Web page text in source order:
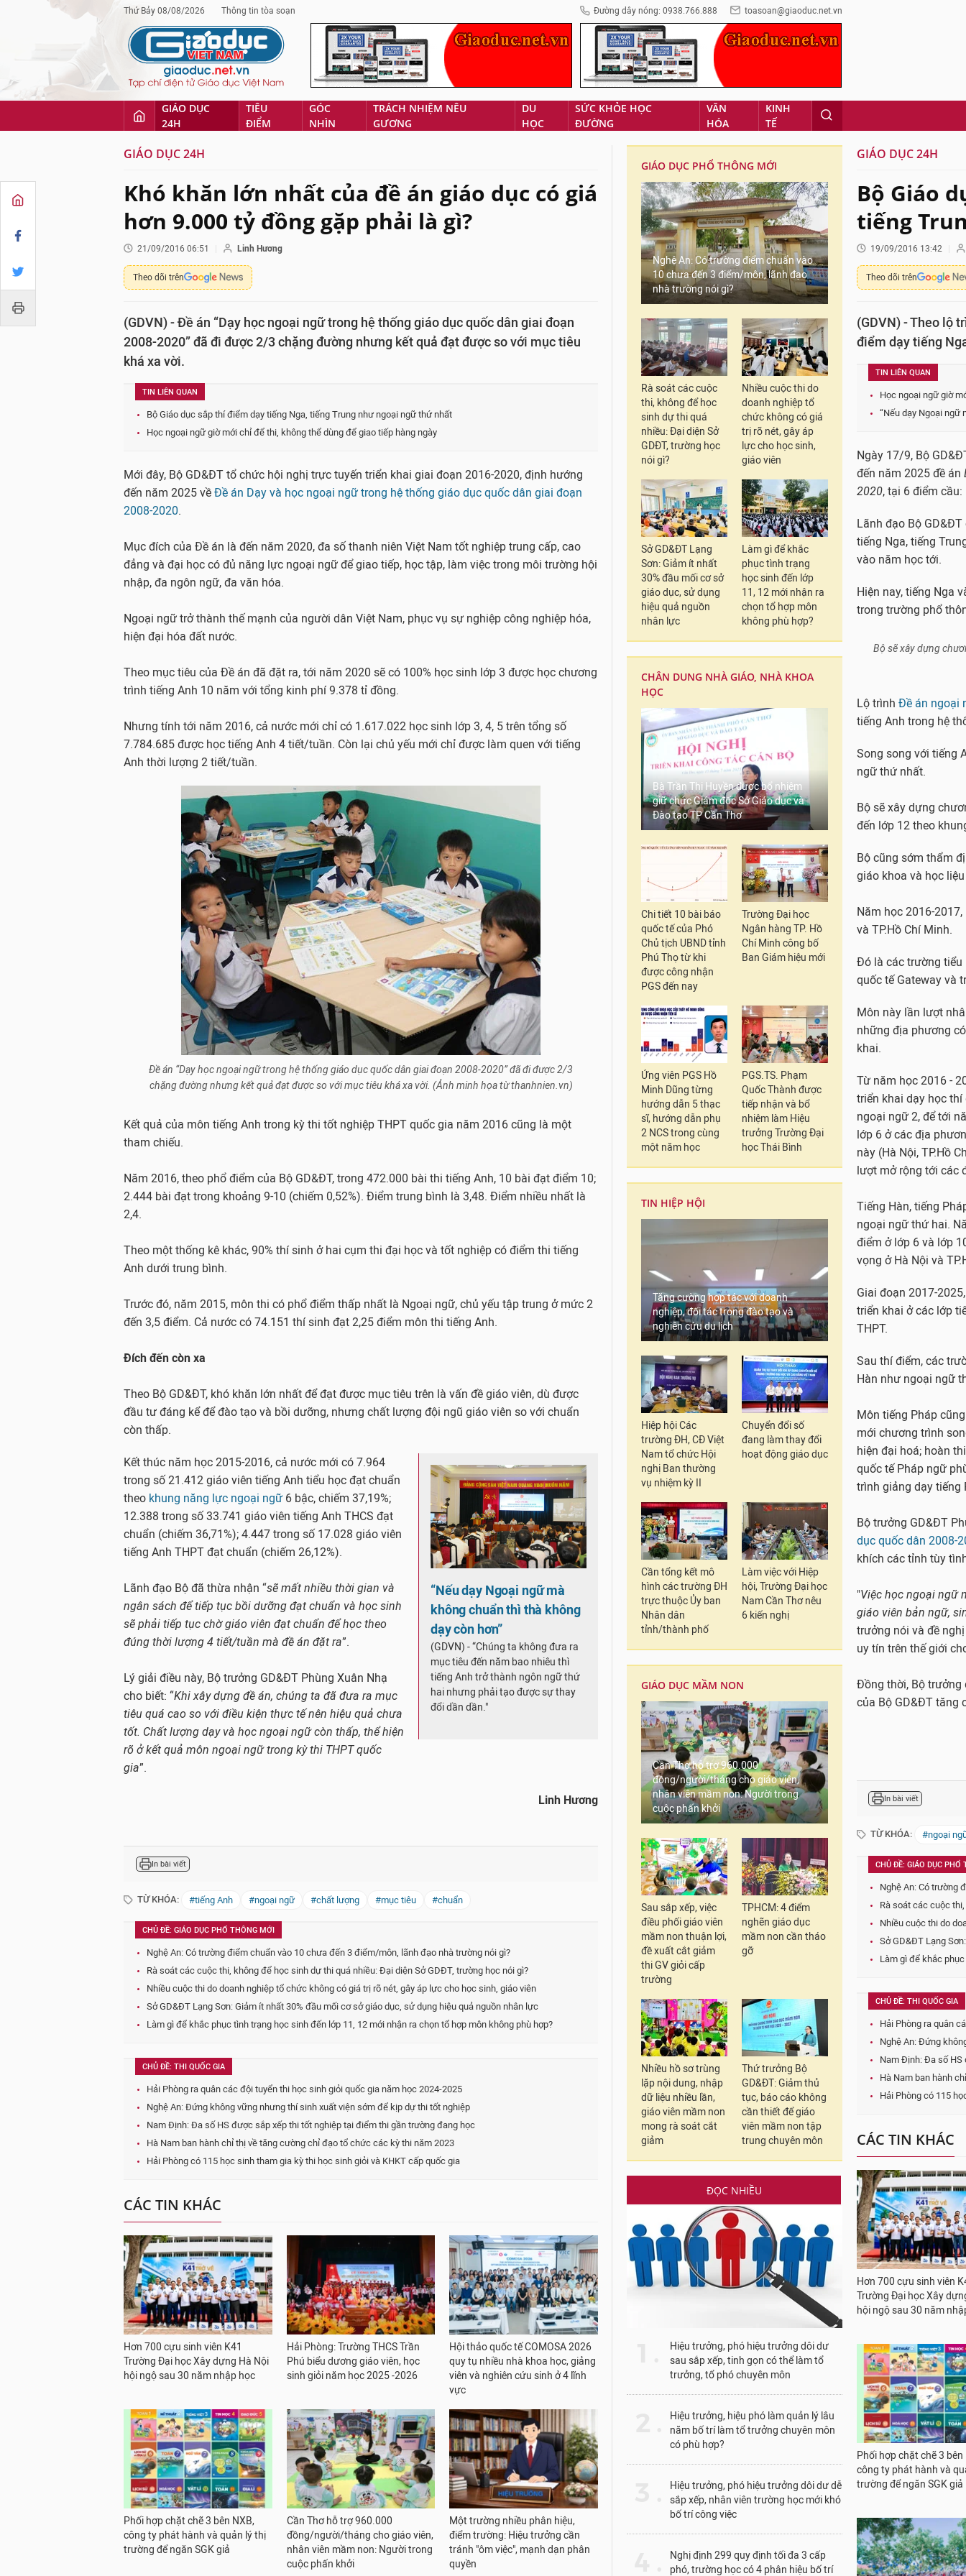
Thứ Bảy 08/08/2026 Thông tin tòa soạn Đường dây nóng: 0938.766.888 toasoan@giaoduc.net.vn
GIÁO DỤC
24H
TIÊU
ĐIỂM
GÓC
NHÌN
TRÁCH NHIỆM NÊU
GƯƠNG
DU
HỌC
SỨC KHỎE HỌC
ĐƯỜNG
VĂN
HÓA
KINH
TẾ
GIÁO DỤC 24H
Khó khăn lớn nhất của đề án giáo dục có giá
hơn 9.000 tỷ đồng gặp phải là gì?
21/09/2016 06:51 Linh Hương
Theo dõi trên
(GDVN) - Đề án “Dạy học ngoại ngữ trong hệ thống giáo dục quốc dân giai đoạn
2008-2020” đã đi được 2/3 chặng đường nhưng kết quả đạt được so với mục tiêu
khá xa vời.
TIN LIÊN QUAN
Bộ Giáo dục sắp thí điểm dạy tiếng Nga, tiếng Trung như ngoại ngữ thứ nhất
Học ngoại ngữ giờ mới chỉ để thi, không thể dùng để giao tiếp hàng ngày
Mới đây, Bộ GD&ĐT tổ chức hội nghị trực tuyến triển khai giai đoạn 2016-2020, định hướng
đến năm 2025 về Đề án Dạy và học ngoại ngữ trong hệ thống giáo dục quốc dân giai đoạn
2008-2020.
Mục đích của Đề án là đến năm 2020, đa số thanh niên Việt Nam tốt nghiệp trung cấp, cao
đẳng và đại học có đủ năng lực ngoại ngữ để giao tiếp, học tập, làm việc trong môi trường hội
nhập, đa ngôn ngữ, đa văn hóa.
Ngoại ngữ trở thành thế mạnh của người dân Việt Nam, phục vụ sự nghiệp công nghiệp hóa,
hiện đại hóa đất nước.
Theo mục tiêu của Đề án đã đặt ra, tới năm 2020 sẽ có 100% học sinh lớp 3 được học chương
trình tiếng Anh 10 năm với tổng kinh phí 9.378 tỉ đồng.
Nhưng tính tới năm 2016, cả nước mới chỉ có 1.617.022 học sinh lớp 3, 4, 5 trên tổng số
7.784.685 được học tiếng Anh 4 tiết/tuần. Còn lại chủ yếu mới chỉ được làm quen với tiếng
Anh thời lượng 2 tiết/tuần.
Đề án “Dạy học ngoại ngữ trong hệ thống giáo dục quốc dân giai đoạn 2008-2020” đã đi được 2/3
chặng đường nhưng kết quả đạt được so với mục tiêu khá xa vời. (Ảnh minh họa từ thanhnien.vn)
Kết quả của môn tiếng Anh trong kỳ thi tốt nghiệp THPT quốc gia năm 2016 cũng là một
tham chiếu.
Năm 2016, theo phổ điểm của Bộ GD&ĐT, trong 472.000 bài thi tiếng Anh, 10 bài đạt điểm 10;
2.444 bài đạt trong khoảng 9-10 (chiếm 0,52%). Điểm trung bình là 3,48. Điểm nhiều nhất là
2,4.
Theo một thống kê khác, 90% thí sinh ở hai cụm thi đại học và tốt nghiệp có điểm thi tiếng
Anh dưới trung bình.
Trước đó, năm 2015, môn thi có phổ điểm thấp nhất là Ngoại ngữ, chủ yếu tập trung ở mức 2
đến 3,5 điểm. Cả nước có 74.151 thí sinh đạt 2,25 điểm môn thi tiếng Anh.
Đích đến còn xa
Theo Bộ GD&ĐT, khó khăn lớn nhất để đạt được mục tiêu trên là vấn đề giáo viên, dù được
đầu tư đáng kể để đào tạo và bồi dưỡng, nhưng chất lượng đội ngũ giáo viên so với chuẩn
còn thấp.
“Nếu dạy Ngoại ngữ mà
không chuẩn thì thà không
dạy còn hơn”
(GDVN) - “Chúng ta không đưa ra
mục tiêu đến năm bao nhiêu thì
tiếng Anh trở thành ngôn ngữ thứ
hai nhưng phải tạo được sự thay
đổi dần dần."
Kết thúc năm học 2015-2016, cả nước mới có 7.964
trong số 21.412 giáo viên tiếng Anh tiểu học đạt chuẩn
theo khung năng lực ngoại ngữ 6 bậc, chiếm 37,19%;
12.388 trong số 33.741 giáo viên tiếng Anh THCS đạt
chuẩn (chiếm 36,71%); 4.447 trong số 17.028 giáo viên
tiếng Anh THPT đạt chuẩn (chiếm 26,12%).
Lãnh đạo Bộ đã thừa nhận “sẽ mất nhiều thời gian và
ngân sách để tiếp tục bồi dưỡng đạt chuẩn và học sinh
sẽ phải tiếp tục chờ giáo viên đạt chuẩn để học theo
đúng thời lượng 4 tiết/tuần mà đề án đặt ra”.
Lý giải điều này, Bộ trưởng GD&ĐT Phùng Xuân Nhạ
cho biết: “Khi xây dựng đề án, chúng ta đã đưa ra mục
tiêu quá cao so với điều kiện thực tế nên hiệu quả chưa
tốt. Chất lượng dạy và học ngoại ngữ còn thấp, thể hiện
rõ ở kết quả môn ngoại ngữ trong kỳ thi THPT quốc
gia”.
Linh Hương
In bài viết
TỪ KHÓA: #tiếng Anh #ngoại ngữ #chất lượng #mục tiêu #chuẩn
CHỦ ĐỀ: GIÁO DỤC PHỔ THÔNG MỚI
Nghệ An: Có trường điểm chuẩn vào 10 chưa đến 3 điểm/môn, lãnh đạo nhà trường nói gì?
Rà soát các cuộc thi, không để học sinh dự thi quá nhiều: Đại diện Sở GDĐT, trường học nói gì?
Nhiều cuộc thi do doanh nghiệp tổ chức không có giá trị rõ nét, gây áp lực cho học sinh, giáo viên
Sở GD&ĐT Lạng Sơn: Giảm ít nhất 30% đầu mối cơ sở giáo dục, sử dụng hiệu quả nguồn nhân lực
Làm gì để khắc phục tình trạng học sinh đến lớp 11, 12 mới nhận ra chọn tổ hợp môn không phù hợp?
CHỦ ĐỀ: THI QUỐC GIA
Hải Phòng ra quân các đội tuyển thi học sinh giỏi quốc gia năm học 2024-2025
Nghệ An: Đứng không vững nhưng thí sinh xuất viện sớm để kịp dự thi tốt nghiệp
Nam Định: Đa số HS được sắp xếp thi tốt nghiệp tại điểm thi gần trường đang học
Hà Nam ban hành chỉ thị về tăng cường chỉ đạo tổ chức các kỳ thi năm 2023
Hải Phòng có 115 học sinh tham gia kỳ thi học sinh giỏi và KHKT cấp quốc gia
CÁC TIN KHÁC
Hơn 700 cựu sinh viên K41
Trường Đại học Xây dựng Hà Nội
hội ngộ sau 30 năm nhập học
Hải Phòng: Trường THCS Trần
Phú biểu dương giáo viên, học
sinh giỏi năm học 2025 -2026
Hội thảo quốc tế COMOSA 2026
quy tụ nhiều nhà khoa học, giảng
viên và nghiên cứu sinh ở 4 lĩnh
vực
Phối hợp chặt chẽ 3 bên NXB,
công ty phát hành và quản lý thị
trường để ngăn SGK giả
Cần Thơ hỗ trợ 960.000
đồng/người/tháng cho giáo viên,
nhân viên mầm non: Người trong
cuộc phấn khởi
Một trường nhiều phân hiệu,
điểm trường: Hiệu trưởng cần
tránh "ôm việc", mạnh dạn phân
quyền
GIÁO DỤC PHỔ THÔNG MỚI
Nghệ An: Có trường điểm chuẩn vào
10 chưa đến 3 điểm/môn, lãnh đạo
nhà trường nói gì?
Rà soát các cuộc
thi, không để học
sinh dự thi quá
nhiều: Đại diện Sở
GDĐT, trường học
nói gì?
Nhiều cuộc thi do
doanh nghiệp tổ
chức không có giá
trị rõ nét, gây áp
lực cho học sinh,
giáo viên
Sở GD&ĐT Lạng
Sơn: Giảm ít nhất
30% đầu mối cơ sở
giáo dục, sử dụng
hiệu quả nguồn
nhân lực
Làm gì để khắc
phục tình trạng
học sinh đến lớp
11, 12 mới nhận ra
chọn tổ hợp môn
không phù hợp?
CHÂN DUNG NHÀ GIÁO, NHÀ KHOA
HỌC
Bà Trần Thị Huyền được bổ nhiệm
giữ chức Giám đốc Sở Giáo dục và
Đào tạo TP Cần Thơ
Chi tiết 10 bài báo
quốc tế của Phó
Chủ tịch UBND tỉnh
Phú Thọ từ khi
được công nhận
PGS đến nay
Trường Đại học
Ngân hàng TP. Hồ
Chí Minh công bố
Ban Giám hiệu mới
Ứng viên PGS Hồ
Minh Dũng từng
hướng dẫn 5 thạc
sĩ, hướng dẫn phụ
2 NCS trong cùng
một năm học
PGS.TS. Phạm
Quốc Thành được
tiếp nhận và bổ
nhiệm làm Hiệu
trưởng Trường Đại
học Thái Bình
TIN HIỆP HỘI
Tăng cường hợp tác với doanh
nghiệp, đối tác trong đào tạo và
nghiên cứu du lịch
Hiệp hội Các
trường ĐH, CĐ Việt
Nam tổ chức Hội
nghị Ban thường
vụ nhiệm kỳ II
Chuyển đổi số
đang làm thay đổi
hoạt động giáo dục
Cần tổng kết mô
hình các trường ĐH
trực thuộc Ủy ban
Nhân dân
tỉnh/thành phố
Làm việc với Hiệp
hội, Trường Đại học
Nam Cần Thơ nêu
6 kiến nghị
GIÁO DỤC MẦM NON
Cần Thơ hỗ trợ 960.000
đồng/người/tháng cho giáo viên,
nhân viên mầm non: Người trong
cuộc phấn khởi
Sau sắp xếp, việc
điều phối giáo viên
mầm non thuận lợi,
đề xuất cắt giảm
thi GV giỏi cấp
trường
TPHCM: 4 điểm
nghẽn giáo dục
mầm non cần tháo
gỡ
Nhiều hồ sơ trùng
lặp nội dung, nhập
dữ liệu nhiều lần,
giáo viên mầm non
mong rà soát cắt
giảm
Thứ trưởng Bộ
GD&ĐT: Giảm thủ
tục, báo cáo không
cần thiết để giáo
viên mầm non tập
trung chuyên môn
ĐỌC NHIỀU
Hiệu trưởng, phó hiệu trưởng dôi dư
sau sắp xếp, tinh gọn có thể làm tổ
trưởng, tổ phó chuyên môn
Hiệu trưởng, hiệu phó làm quản lý lâu
năm bố trí làm tổ trưởng chuyên môn
có phù hợp?
Hiệu trưởng, phó hiệu trưởng dôi dư dễ
sắp xếp, nhân viên trường học mới khó
bố trí công việc
Nghị định 299 quy định tối đa 3 cấp
phó, trường học có 4 phân hiệu bố trí
GIÁO DỤC 24H
Bộ Giáo
tiếng
19/09/2016 13:42
Theo dõi trên
(GDVN) - Theo lộ
điểm dạy tiếng
TIN LIÊN QUAN
Học ngoại ngữ giờ
“Nếu dạy Ngoại ngữ
Ngày 17/9, Bộ
đến năm 2025 đề án
2020, tại 6 điểm cầu:
Lãnh đạo Bộ
tiếng Nga, tiếng
vào năm học tới.
Hiện nay, tiếng Nga
trong trường phổ
Bộ sẽ xây dựng
Lộ trìnhĐề án ngoại
Song song với tiếng
ngữ thứ nhất.
Bộ sẽ xây dựng
đến lớp 12 theo
Bộ cũng sớm thẩm
giáo khoa và học
Năm học 2016-
và TP.Hồ Chí Minh.
Đó là các trường
quốc tế Gateway và
Môn này lần lượt
những địa phương
khai.
Từ năm học 2016 -
triển khai dạy học
ngoại ngữ 2, để tới
lớp 6 ở các địa
này (Hà Nội, TP.Hồ
lượt mở rộng tới các
Tiếng Hàn, tiếng
ngoại ngữ thứ hai.
điểm ở lớp 6 và lớp
vọng ở Hà Nội và
triển khai ở các lớp
THPT.
Hàn như ngoại ngữ
Môn tiếng Pháp
mới chương trình
quốc tế Pháp ngữ
trình giảng dạy tiếng
khích các tỉnh tùy
giáo viên bản ngữ,
uy tín trên thế giới
Đồng thời, Bộ
của Bộ GD&ĐT
In bài viết
#ngoại
CHỦ ĐỀ: GIÁO DỤC
Nhiều cuộc thi do
Sở GD&ĐT Lạng
Làm gì để khắc
CHỦ ĐỀ: THI QUỐC GIA
Hải Phòng ra quân
Nghệ An: Đứng
Nam Định: Đa số HS
Hà Nam ban hành
Hải Phòng có 115
CÁC TIN KHÁC
Trường Đại học Xây
hội ngộ sau 30 năm